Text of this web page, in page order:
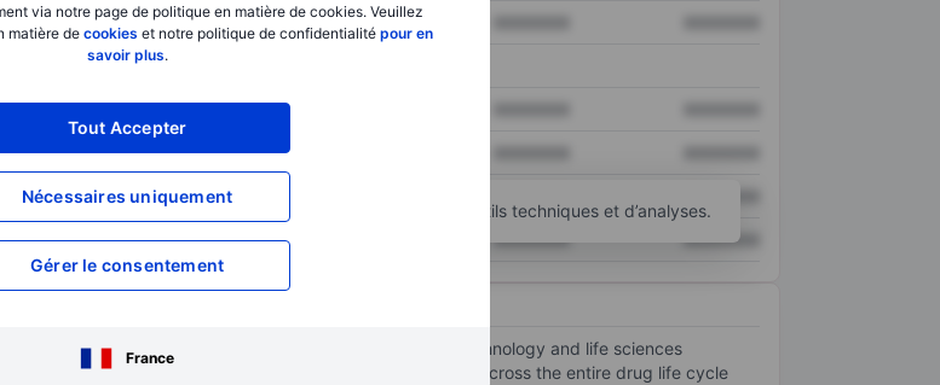
via notre page de politique en matière de cookies. Veuillez
matière decookies et notre politique de confidentialité pour en
savoir plus.
Tout Accepter
Nécessaires uniquement
Gérer le consentement
France
XXXXXXX XXXXXXX
XXXXXXX
XXXXXXX
XXXXXXX
XXXXXXX XXXXXXX XXXXXXX
Ouvrir un compte pour accéder à d’autres outils techniques et d’analyses.
and diagnostic solutions to the pharmaceutical, biotechnology and life sciences
processes, and services that address customer needs across the entire drug life cycle